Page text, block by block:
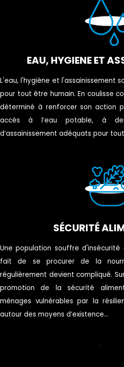
EAU, HYGIENE ET
L'eau, l'hygiène et l'assainissement
pour tout être humain. En coulisse
déterminé à renforcer son action
accès à l’eau potable, à
d’assainissement adéquats pour
SÉCURITÉ
Une population souffre
fait de se procurer de la
régulièrement devient compliqué.
promotion de la sécurité
ménages vulnérables par la
autour des moyens d’existence...